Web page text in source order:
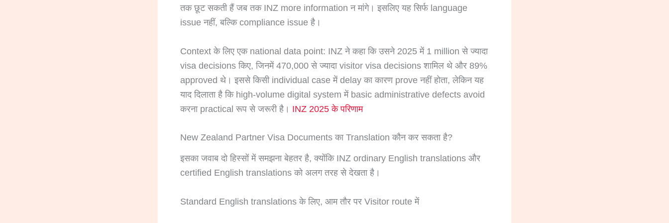
तक छूट सकती हैं जब तक INZ more information न मांगे। इसलिए यह सिर्फ language
issue नहीं, बल्कि compliance issue है।
Context के लिए एक national data point: INZ ने कहा कि उसने 2025 में 1 million से ज्यादा
visa decisions किए, जिनमें 470,000 से ज्यादा visitor visa decisions शामिल थे और 89%
approved थे। इससे किसी individual case में delay का कारण prove नहीं होता, लेकिन यह
याद दिलाता है कि high-volume digital system में basic administrative defects avoid
करना practical रूप से जरूरी है। INZ 2025 के परिणाम
New Zealand Partner Visa Documents का Translation कौन कर सकता है?
इसका जवाब दो हिस्सों में समझना बेहतर है, क्योंकि INZ ordinary English translations और
certified English translations को अलग तरह से देखता है।
Standard English translations के लिए, आम तौर पर Visitor route में